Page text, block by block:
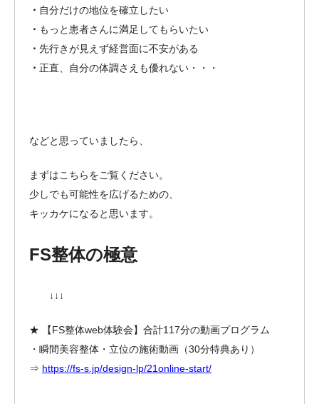
・ 自分だけの地位を確立したい
・ もっと患者さんに満足してもらいたい
・ 先行きが見えず経営面に不安がある
・ 正直、自分の体調さえも優れない・・・
などと思っていましたら、
まずはこちらをご覧ください。
少しでも可能性を広げるための、
キッカケになると思います。
FS整体の極意
↓↓↓
★ 【FS整体web体験会】合計117分の動画プログラム
・瞬間美容整体・立位の施術動画（30分特典あり）
⇒ https://fs-s.jp/design-lp/21online-start/